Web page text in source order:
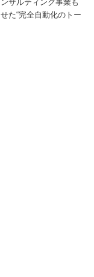
サルティング事業も
た“完全自動化のトー